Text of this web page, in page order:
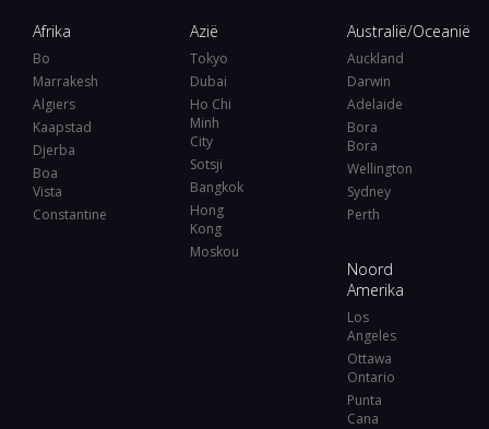
Afrika
Bo
Marrakesh
Algiers
Kaapstad
Djerba
Boa
Vista
Constantine
Azië
Tokyo
Dubai
Ho Chi
Minh
City
Sotsji
Bangkok
Hong
Kong
Moskou
Australië/Oceanië
Auckland
Darwin
Adelaide
Bora
Bora
Wellington
Sydney
Perth
Noord
Amerika
Los
Angeles
Ottawa
Ontario
Punta
Cana